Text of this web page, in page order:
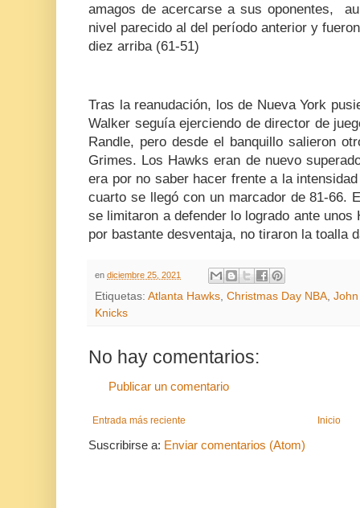
amagos de acercarse a sus oponentes,
nivel parecido al del período anterior y
diez arriba (61-51)
Tras la reanudación, los de Nueva York
Walker seguía ejerciendo de director de
Randle, pero desde el banquillo salieron
Grimes. Los Hawks eran de nuevo
era por no saber hacer frente a la
cuarto se llegó con un marcador de 81-66.
se limitaron a defender lo logrado ante
por bastante desventaja, no tiraron la toalla
en diciembre 25, 2021
Etiquetas: Atlanta Hawks, Christmas Day NBA,
Knicks
No hay comentarios:
Publicar un comentario
Entrada más reciente Inicio
Suscribirse a: Enviar comentarios (Atom)